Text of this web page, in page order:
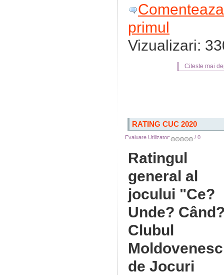
Comenteaza
primul
Vizualizari:
Citeste mai
RATING CUC 2020
Evaluare Utilizator: / 0
Ratingul
general al
jocului "Ce?
Unde?
Clubul
Moldovenesc
de Jocuri